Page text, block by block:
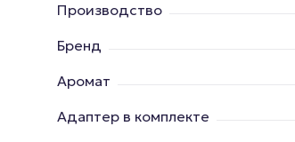
Производство
Бренд
Аромат
Адаптер в комплекте